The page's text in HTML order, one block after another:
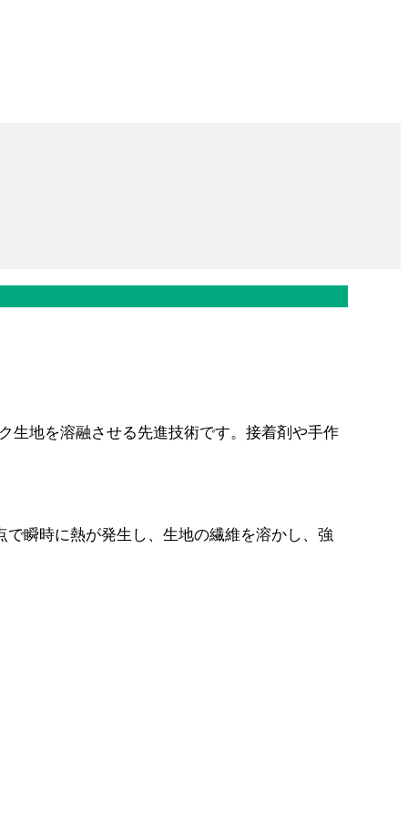
生地を溶融させる先進技術です。接着剤や手作
瞬時に熱が発生し、生地の繊維を溶かし、強